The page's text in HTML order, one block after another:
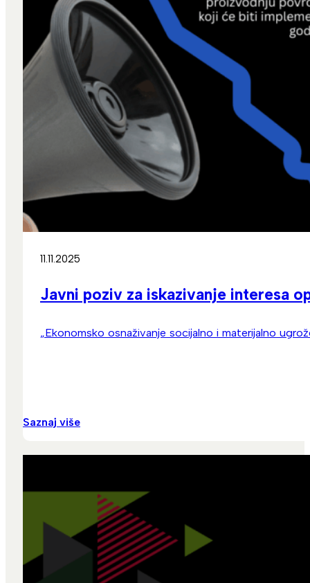
11.11.2025
Javni poziv za iskazivanje interesa
„Ekonomsko osnaživanje socijalno i materijalno
Saznaj više